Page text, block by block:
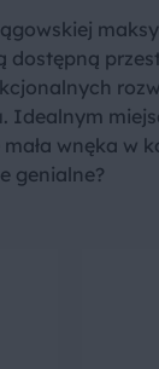
dostępną
Idealnym
mała wnęka w
genialne?